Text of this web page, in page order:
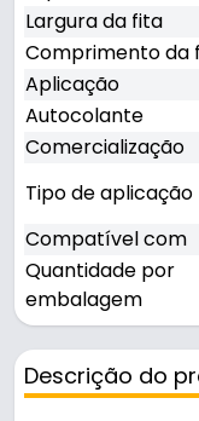
Largura da fita
Comprimento da
Aplicação
Autocolante
Comercialização
Tipo de aplicação
Compatível com
Quantidade por
embalagem
Descrição do